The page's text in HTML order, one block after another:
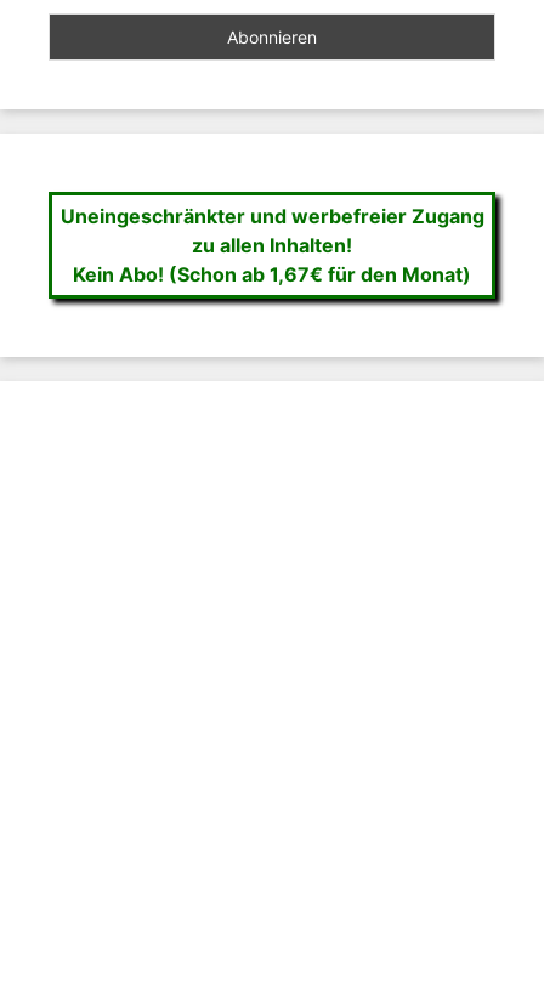
Uneingeschränkter und werbefreier Zugang
zu allen Inhalten!
Kein Abo! (Schon ab 1,67€ für den Monat)